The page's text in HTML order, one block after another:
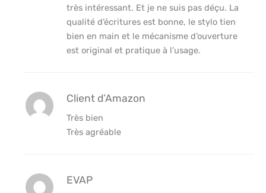
très intéressant. Et je ne suis pas déçu. La
qualité d’écritures est bonne, le stylo tien
bien en main et le mécanisme d’ouverture
est original et pratique à l’usage.
Client d’Amazon
Très bien
Très agréable
EVAP